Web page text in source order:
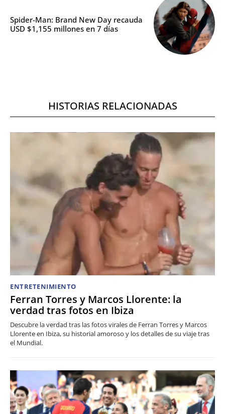
Spider-Man: Brand New Day recauda
USD $1,155 millones en 7 días
HISTORIAS RELACIONADAS
ENTRETENIMIENTO
Ferran Torres y Marcos Llorente: la
verdad tras fotos en Ibiza
Descubre la verdad tras las fotos virales de Ferran Torres y Marcos
Llorente en Ibiza, su historial amoroso y los detalles de su viaje tras
el Mundial.